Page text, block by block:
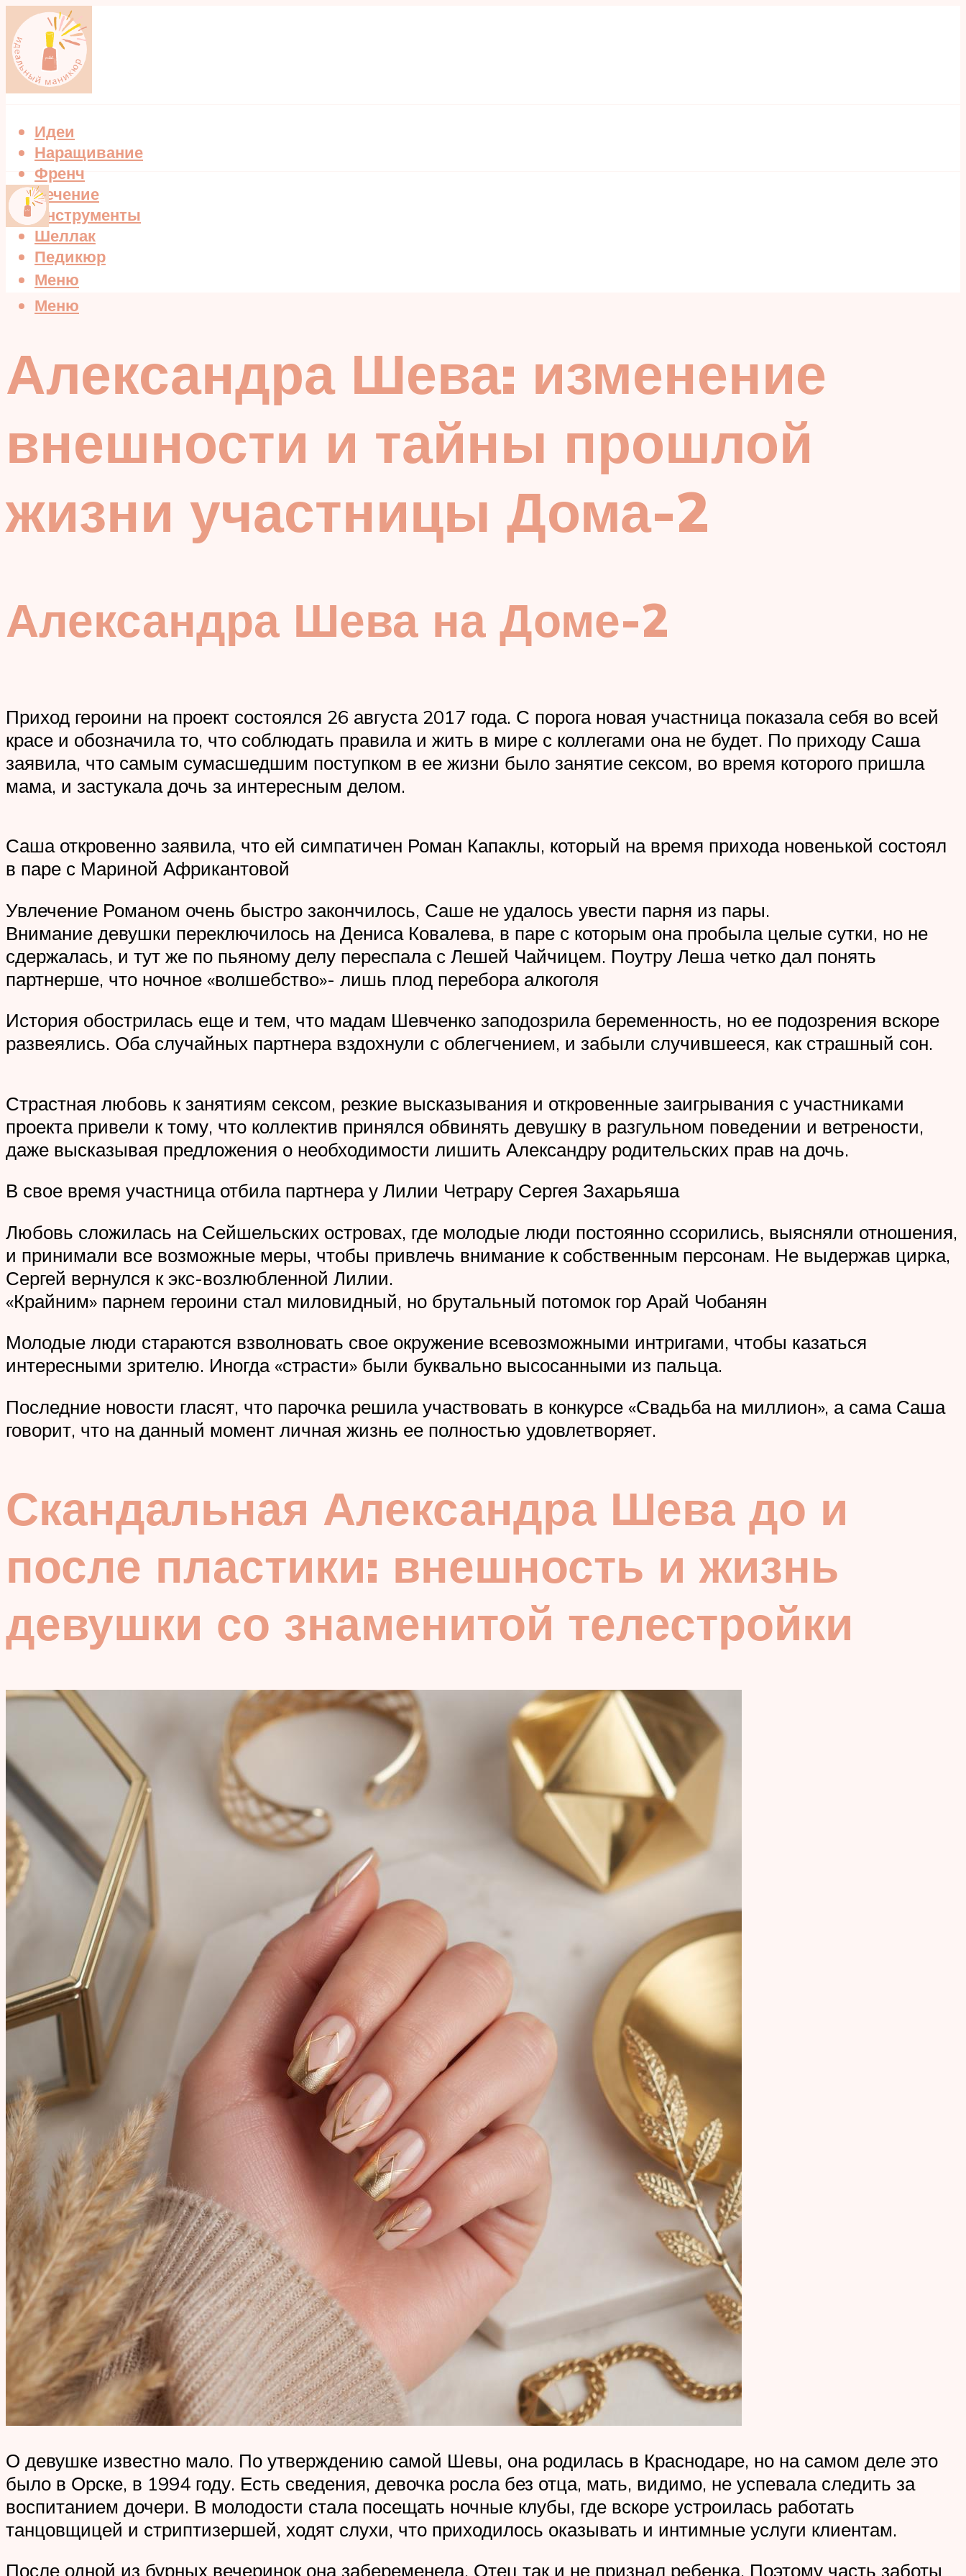
Идеи
Наращивание
Френч
Лечение
Инструменты
Шеллак
Педикюр
Меню
Меню
Александра Шева: изменение
внешности и тайны прошлой
жизни участницы Дома-2
Александра Шева на Доме-2
Приход героини на проект состоялся 26 августа 2017 года. С порога новая участница показала себя во всей
красе и обозначила то, что соблюдать правила и жить в мире с коллегами она не будет. По приходу Саша
заявила, что самым сумасшедшим поступком в ее жизни было занятие сексом, во время которого пришла
мама, и застукала дочь за интересным делом.
Саша откровенно заявила, что ей симпатичен Роман Капаклы, который на время прихода новенькой состоял
в паре с Мариной Африкантовой
Увлечение Романом очень быстро закончилось, Саше не удалось увести парня из пары.
Внимание девушки переключилось на Дениса Ковалева, в паре с которым она пробыла целые сутки, но не
сдержалась, и тут же по пьяному делу переспала с Лешей Чайчицем. Поутру Леша четко дал понять
партнерше, что ночное «волшебство»- лишь плод перебора алкоголя
История обострилась еще и тем, что мадам Шевченко заподозрила беременность, но ее подозрения вскоре
развеялись. Оба случайных партнера вздохнули с облегчением, и забыли случившееся, как страшный сон.
Страстная любовь к занятиям сексом, резкие высказывания и откровенные заигрывания с участниками
проекта привели к тому, что коллектив принялся обвинять девушку в разгульном поведении и ветрености,
даже высказывая предложения о необходимости лишить Александру родительских прав на дочь.
В свое время участница отбила партнера у Лилии Четрару Сергея Захарьяша
Любовь сложилась на Сейшельских островах, где молодые люди постоянно ссорились, выясняли отношения,
и принимали все возможные меры, чтобы привлечь внимание к собственным персонам. Не выдержав цирка,
Сергей вернулся к экс-возлюбленной Лилии.
«Крайним» парнем героини стал миловидный, но брутальный потомок гор Арай Чобанян
Молодые люди стараются взволновать свое окружение всевозможными интригами, чтобы казаться
интересными зрителю. Иногда «страсти» были буквально высосанными из пальца.
Последние новости гласят, что парочка решила участвовать в конкурсе «Свадьба на миллион», а сама Саша
говорит, что на данный момент личная жизнь ее полностью удовлетворяет.
Скандальная Александра Шева до и
после пластики: внешность и жизнь
девушки со знаменитой телестройки
О девушке известно мало. По утверждению самой Шевы, она родилась в Краснодаре, но на самом деле это
было в Орске, в 1994 году. Есть сведения, девочка росла без отца, мать, видимо, не успевала следить за
воспитанием дочери. В молодости стала посещать ночные клубы, где вскоре устроилась работать
танцовщицей и стриптизершей, ходят слухи, что приходилось оказывать и интимные услуги клиентам.
После одной из бурных вечеринок она забеременела. Отец так и не признал ребенка. Поэтому часть заботы